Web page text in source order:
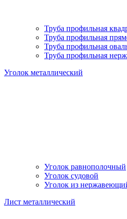
Труба профильная
Труба профильная
Труба профильная
Труба профильная
Уголок металлический
Уголок равнополочный
Уголок судовой
Уголок из
Лист металлический